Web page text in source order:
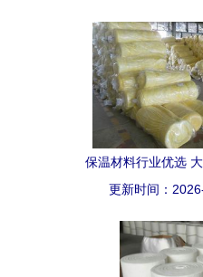
保温材料行业优选
的离心
更新时间：